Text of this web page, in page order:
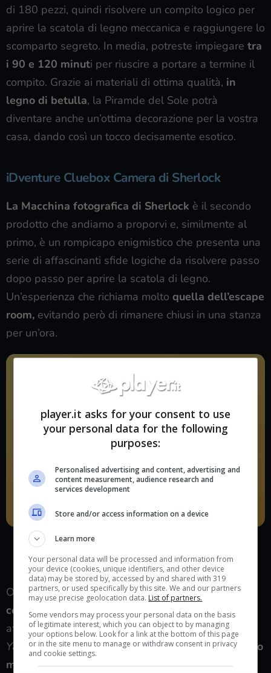
di 180 pezzi, quindi risolvere un compito logico per
aprire la scatola di legno meccanica e raggiungere lo
scomparto segreto. In media, potreste impiegare tra
i 90 e 120 minuti per riuscire a portare a termine il
compito. Grazie ai materiali di ottima qualità, in
legno di betulla, la Piramde del Sole potrà
diventare anche un’ottima decorazione per la vostra
casa, dando così un tocco decisamente esotico.
iDventure Cluebox Camera di Sherlock
La Macchina fotografica di Sherlock è il secondo
prodotto che andiamo a proporvi e, similmente al
primo, è un rompicapo enigmistico che presenta una
serie di affascinanti sfide logiche da risolvere passo
dopo passo per aprire la scatola di legno.
Un’esperienza che richiama molto quella dell’escape
room, evitando però di rimanere chiusi in una stanza
per un’ora.
Macchina fotografica di Sherlock Holmes
VEDI SU AMAZON
Ovviamente, vi è ancheuna storia che dovrete
conoscere,prima di risolvere il mistero, una storia
affascinante che ha luogo negli archivi diScotland
Yard.Pensate di essere in grado di risolverel’ultimo
mistero del famoso detective Sherlock Holmes?
player.it asks for your consent to use
your personal data for the following
purposes:
Personalised advertising and content, advertising and
content measurement, audience research and
services development
Store and/or access information on a device
Learn more
Your personal data will be processed and information from
your device (cookies, unique identifiers, and other device
data) may be stored by, accessed by and shared with 319
partners, or used specifically by this site. We and our partners
may use precise geolocation data. List of partners.
Some vendors may process your personal data on the basis
of legitimate interest, which you can object to by managing
your options below. Look for a link at the bottom of this page
or in the site menu to manage or withdraw consent in privacy
and cookie settings.